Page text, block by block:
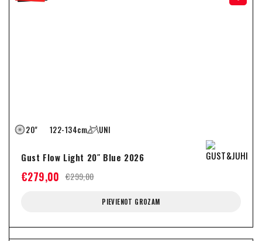
20" 122-134cm UNI
Gust Flow Light 20″ Blue 2026
€299,00
€279,00
PIEVIENOT GROZAM